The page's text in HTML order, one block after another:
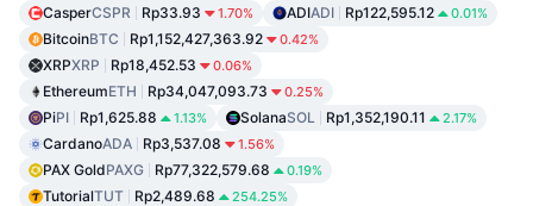
CasperCSPR Rp33.93 1.70% ADIADI Rp122,595.12 0.01%
BitcoinBTC Rp1,152,427,363.92 0.42%
XRPXRP Rp18,452.53 0.06%
EthereumETH Rp34,047,093.73 0.25%
PiPI Rp1,625.88 1.13% SolanaSOL Rp1,352,190.11 2.17%
CardanoADA Rp3,537.08 1.56%
PAX GoldPAXG Rp77,322,579.68 0.19%
TutorialTUT Rp2,489.68 254.25%